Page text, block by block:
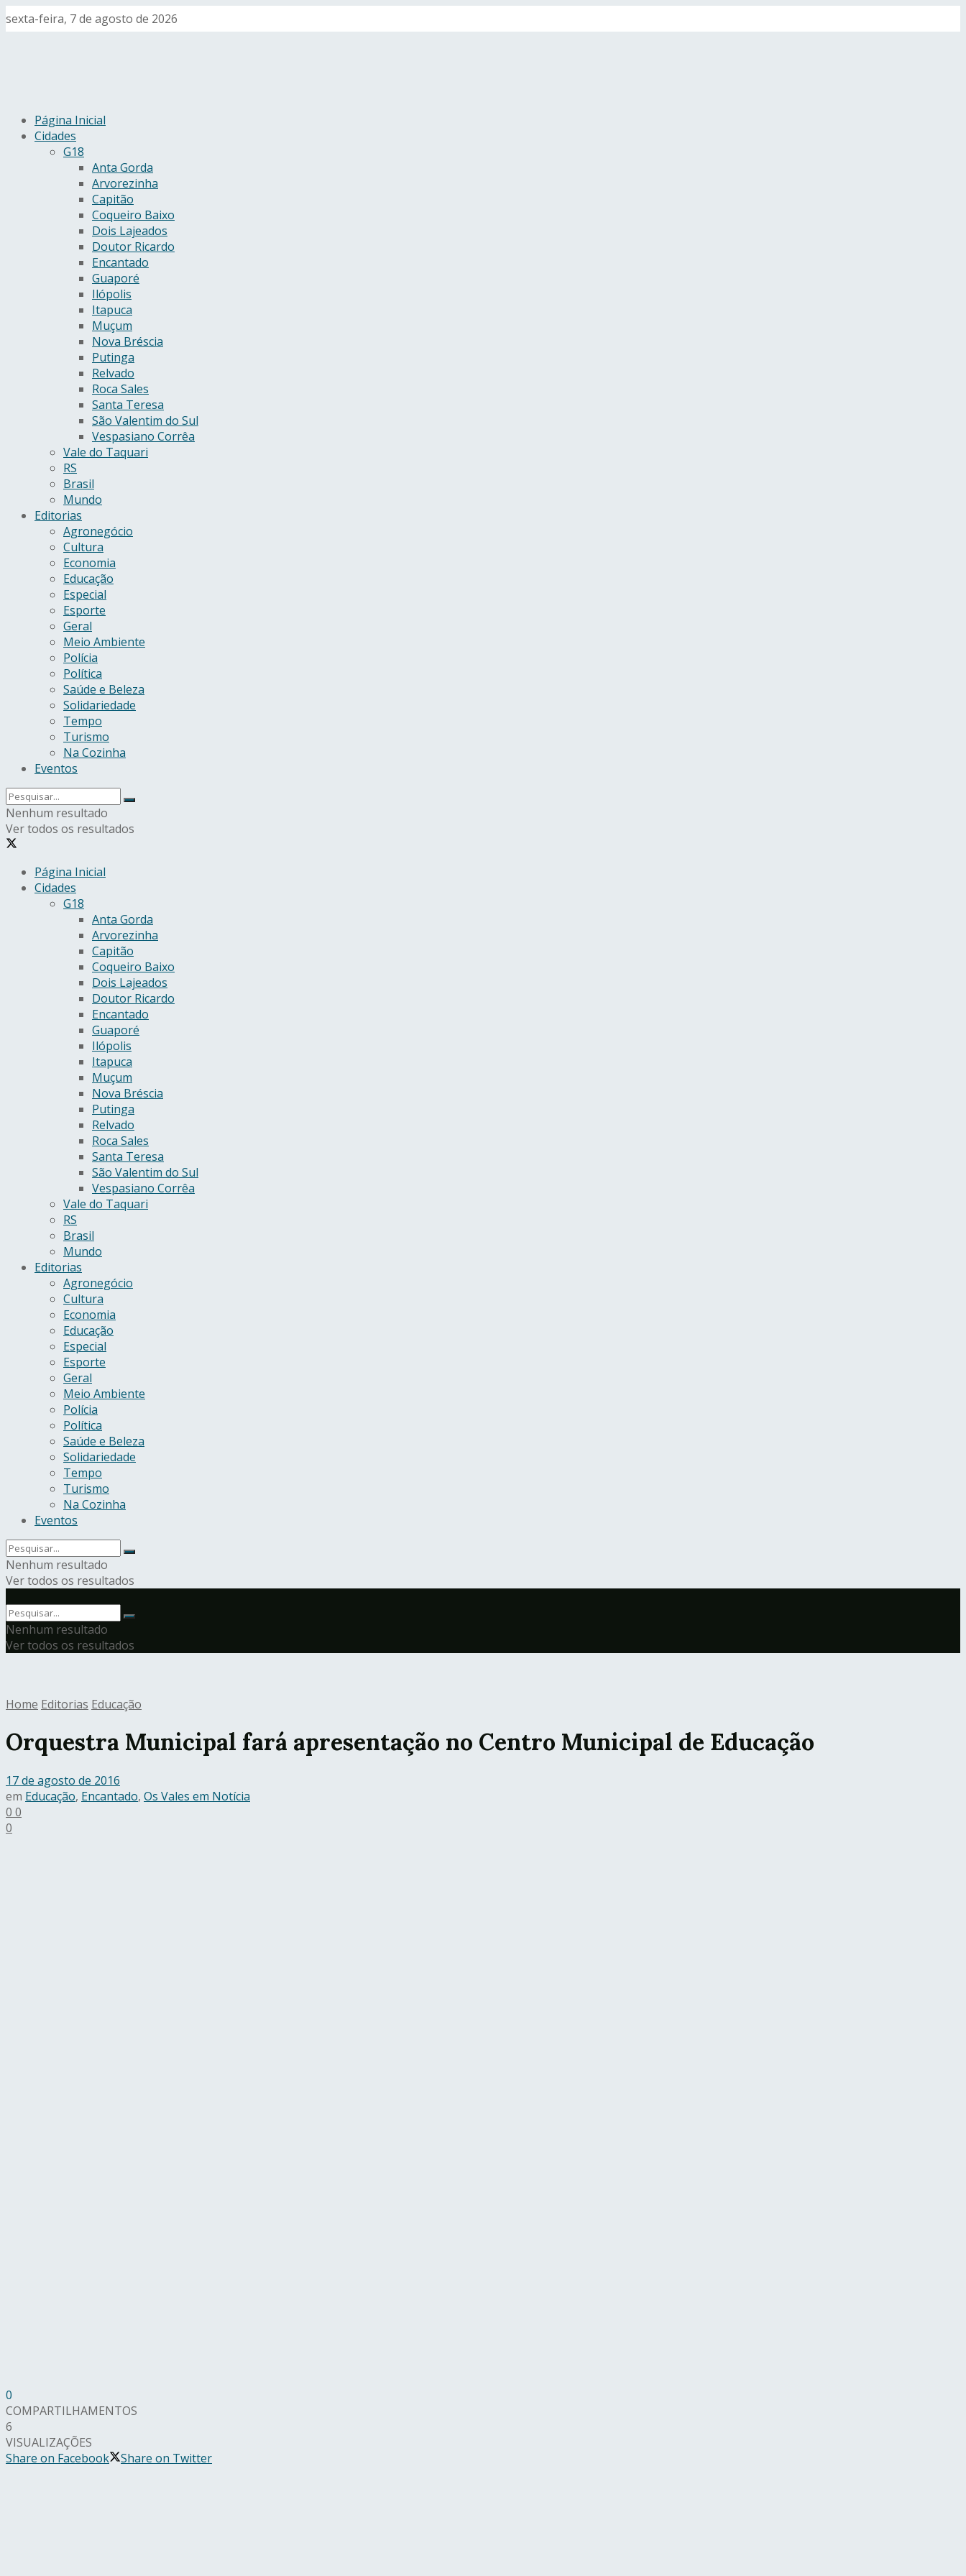
sexta-feira, 7 de agosto de 2026
Página Inicial
Cidades
G18
Anta Gorda
Arvorezinha
Capitão
Coqueiro Baixo
Dois Lajeados
Doutor Ricardo
Encantado
Guaporé
Ilópolis
Itapuca
Muçum
Nova Bréscia
Putinga
Relvado
Roca Sales
Santa Teresa
São Valentim do Sul
Vespasiano Corrêa
Vale do Taquari
RS
Brasil
Mundo
Editorias
Agronegócio
Cultura
Economia
Educação
Especial
Esporte
Geral
Meio Ambiente
Polícia
Política
Saúde e Beleza
Solidariedade
Tempo
Turismo
Na Cozinha
Eventos
Nenhum resultado
Ver todos os resultados
Página Inicial
Cidades
G18
Anta Gorda
Arvorezinha
Capitão
Coqueiro Baixo
Dois Lajeados
Doutor Ricardo
Encantado
Guaporé
Ilópolis
Itapuca
Muçum
Nova Bréscia
Putinga
Relvado
Roca Sales
Santa Teresa
São Valentim do Sul
Vespasiano Corrêa
Vale do Taquari
RS
Brasil
Mundo
Editorias
Agronegócio
Cultura
Economia
Educação
Especial
Esporte
Geral
Meio Ambiente
Polícia
Política
Saúde e Beleza
Solidariedade
Tempo
Turismo
Na Cozinha
Eventos
Nenhum resultado
Ver todos os resultados
Nenhum resultado
Ver todos os resultados
Home Editorias Educação
Orquestra Municipal fará apresentação no Centro Municipal de Educação
17 de agosto de 2016
em Educação, Encantado, Os Vales em Notícia
0 0
0
0
COMPARTILHAMENTOS
6
VISUALIZAÇÕES
Share on Facebook
Share on Twitter